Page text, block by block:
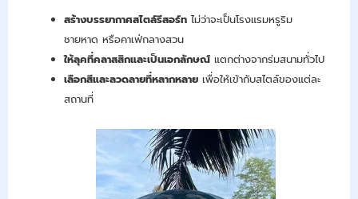
สร้างบรรยากาศสไตล์รีสอร์ท ไม่ว่าจะเป็นโรงแรมหรูริม
ชายหาด หรือคาเฟ่กลางสวน
ให้ลุคที่คลาสสิกและเป็นเอกลักษณ์ แตกต่างจากร่มสนามทั่วไป
เลือกสีและลวดลายที่หลากหลาย เพื่อให้เข้ากับสไตล์ของแต่ละ
สถานที่